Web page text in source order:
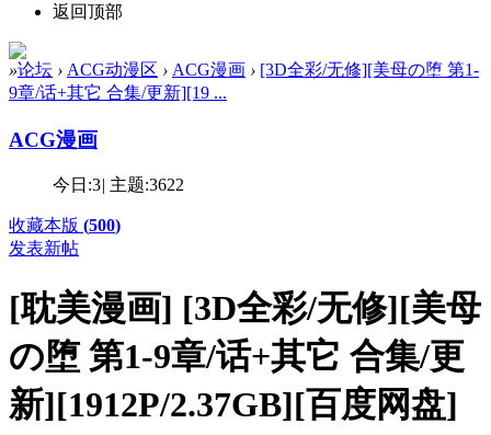
返回顶部
»论坛 › ACG动漫区 › ACG漫画 › [3D全彩/无修][美母の堕 第1-
9章/话+其它 合集/更新][19 ...
ACG漫画
今日:3| 主题:3622
收藏本版 (500)
发表新帖
[耽美漫画] [3D全彩/无修][美母
の堕 第1-9章/话+其它 合集/更
新][1912P/2.37GB][百度网盘]